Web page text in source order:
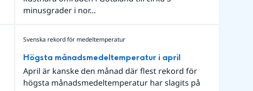
minusgrader i nor...
Svenska rekord för medeltemperatur
Högsta månadsmedeltemperatur i april
April är kanske den månad där flest rekord för
högsta månadsmedeltemperatur har slagits på